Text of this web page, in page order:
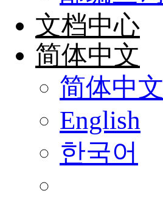
文档中心
简体中文
简体中文
English
한국어